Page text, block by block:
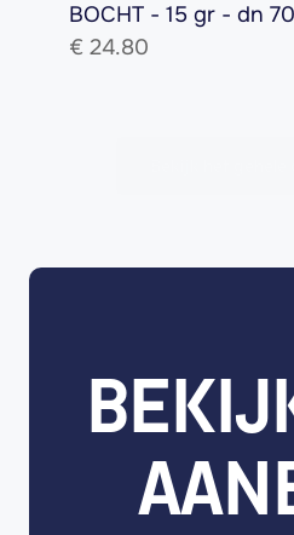
BOCHT - 15 gr - dn
€ 24.80